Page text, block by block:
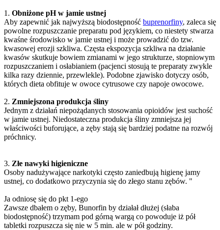
1. Obniżone pH w jamie ustnej
Aby zapewnić jak najwyższą biodostępność buprenorfiny, zaleca się
powolne rozpuszczanie preparatu pod językiem, co niestety stwarza
kwaśne środowisko w jamie ustnej i może prowadzić do tzw.
kwasowej erozji szkliwa. Częsta ekspozycja szkliwa na działanie
kwasów skutkuje bowiem zmianami w jego strukturze, stopniowym
rozpuszczaniem i osłabianiem (pacjenci stosują te preparaty zwykle
kilka razy dziennie, przewlekle). Podobne zjawisko dotyczy osób,
których dieta obfituje w owoce cytrusowe czy napoje owocowe.
2. Zmniejszona produkcja śliny
Jednym z działań niepożądanych stosowania opioidów jest suchość
w jamie ustnej. Niedostateczna produkcja śliny zmniejsza jej
właściwości buforujące, a zęby stają się bardziej podatne na rozwój
próchnicy.
3. Złe nawyki higieniczne
Osoby nadużywające narkotyki często zaniedbują higienę jamy
ustnej, co dodatkowo przyczynia się do złego stanu zębów. "
Ja odniosę się do pkt 1-ego
Zawsze dbałem o zęby, Bunorfin by działał dłużej (słaba
biodostępność) trzymam pod górną wargą co powoduje iż pół
tabletki rozpuszcza się nie w 5 min. ale w pół godziny.